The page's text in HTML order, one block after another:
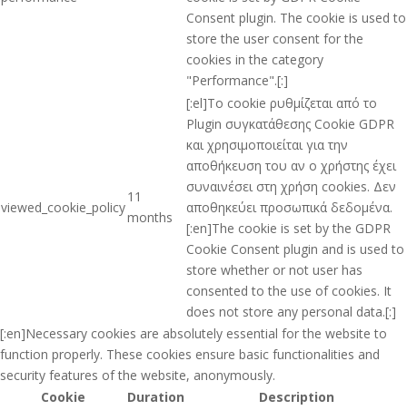
Consent plugin. The cookie is used to
store the user consent for the
cookies in the category
"Performance".[:]
viewed_cookie_policy
11
months
[:el]Το cookie ρυθμίζεται από το
Plugin συγκατάθεσης Cookie GDPR
και χρησιμοποιείται για την
αποθήκευση του αν ο χρήστης έχει
συναινέσει στη χρήση cookies. Δεν
αποθηκεύει προσωπικά δεδομένα.
[:en]The cookie is set by the GDPR
Cookie Consent plugin and is used to
store whether or not user has
consented to the use of cookies. It
does not store any personal data.[:]
[:en]Necessary cookies are absolutely essential for the website to
function properly. These cookies ensure basic functionalities and
security features of the website, anonymously.
Cookie
Duration Description